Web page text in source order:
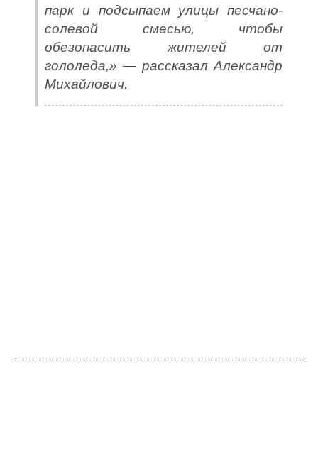
парк и подсыпаем улицы песчано-
солевой смесью, чтобы
обезопасить жителей от
гололеда,» — рассказал Александр
Михайлович.